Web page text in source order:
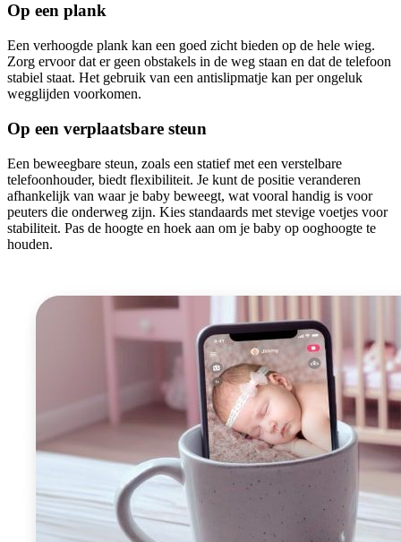
Op een plank
Een verhoogde plank kan een goed zicht bieden op de hele wieg.
Zorg ervoor dat er geen obstakels in de weg staan en dat de telefoon
stabiel staat. Het gebruik van een antislipmatje kan per ongeluk
wegglijden voorkomen.
Op een verplaatsbare steun
Een beweegbare steun, zoals een statief met een verstelbare
telefoonhouder, biedt flexibiliteit. Je kunt de positie veranderen
afhankelijk van waar je baby beweegt, wat vooral handig is voor
peuters die onderweg zijn. Kies standaards met stevige voetjes voor
stabiliteit. Pas de hoogte en hoek aan om je baby op ooghoogte te
houden.